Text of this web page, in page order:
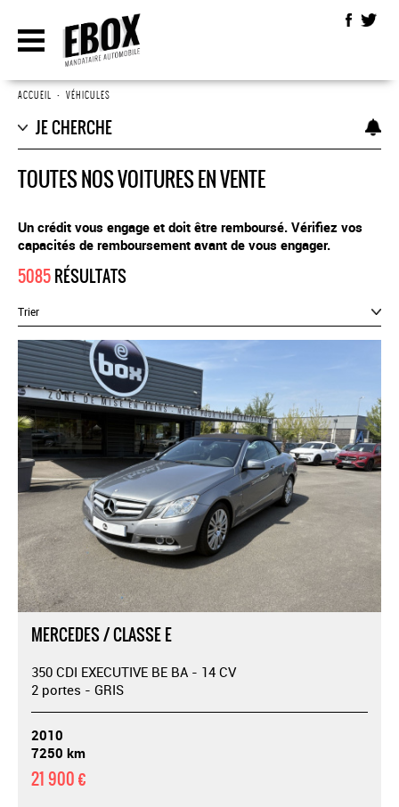
ACCUEIL • VÉHICULES
JE CHERCHE
TOUTES NOS VOITURES EN VENTE
Un crédit vous engage et doit être remboursé. Vérifiez vos
capacités de remboursement avant de vous engager.
5085RÉSULTATS
Trier
MERCEDES / CLASSE E
350 CDI EXECUTIVE BE BA - 14 CV
2 portes - GRIS
2010
7250 km
21 900 €